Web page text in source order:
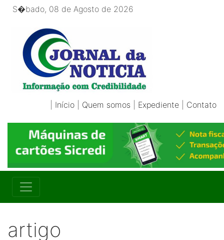
S�bado, 08 de Agosto de 2026
Início Quem somos Expediente Contato
artigo